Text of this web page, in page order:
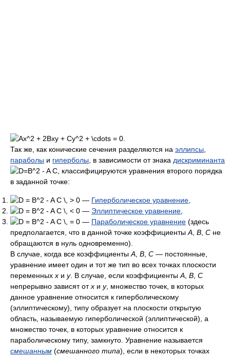
Так же, как конические сечения разделяются на эллипсы
параболы и гиперболы , в зависимости от знака дискриминанта
, классифицируются уравнения второго порядка
в заданной точке:
— Гиперболическое уравнение
— Эллиптическое уравнение
— Параболическое уравнение (здесь
предполагается, что в данной точке коэффициенты A B C не
обращаются в нуль одновременно).
В случае, когда все коэффициенты A B C — постоянные,
уравнение имеет один и тот же тип во всех точках плоскости
переменных x и y. В случае, если коэффициенты A B C
непрерывно зависят отx и y, множество точек, в которых
данное уравнение относится к гиперболическому
(эллиптическому), типу образует на плоскости открытую
область, называемую гиперболической (эллиптической), а
множество точек, в которых уравнение относится к
параболическому типу, замкнуто. Уравнение называется
смешанным (смешанного типа), если в некоторых точках